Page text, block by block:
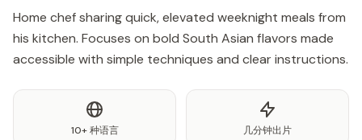
Home chef sharing quick, elevated weeknight meals from
his kitchen. Focuses on bold South Asian flavors made
accessible with simple techniques and clear instructions.
10+ 种语言 几分钟出片